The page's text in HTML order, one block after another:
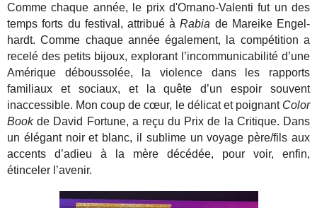
Comme chaque année, le prix d'Ornano-Valenti fut un des
temps forts du festival, attribué àRabia de Mareike Engel­
hardt. Comme chaque année également, la compétition a
recelé des petits bijoux, explorant l’incommunicabilité d’une
Amérique déboussolée, la violence dans les rapports
familiaux et sociaux, et la quête d’un espoir souvent
inaccessible. Mon coup de cœur, le délicat et poignant Color
Bookde David Fortune, a reçu du Prix de la Critique. Dans
un élégant noir et blanc, il sublime un voyage père/fils aux
accents d’adieu à la mère décédée, pour voir, enfin,
étinceler l’avenir.